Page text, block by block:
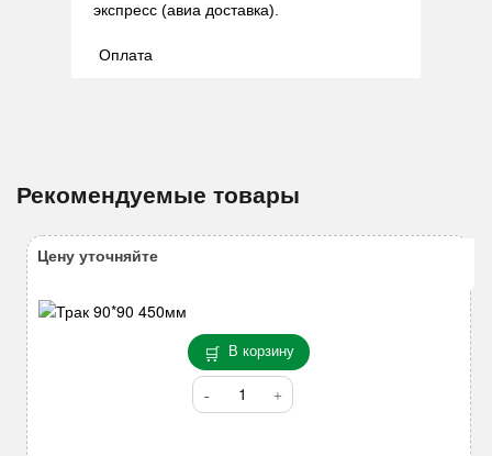
экспресс (авиа доставка).
Оплата
Рекомендуемые товары
В корзину
Количество
товара
Цену уточняйте